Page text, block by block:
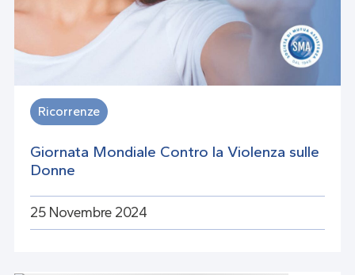
Ricorrenze
Giornata Mondiale Contro la Violenza sulle
Donne
25 Novembre 2024